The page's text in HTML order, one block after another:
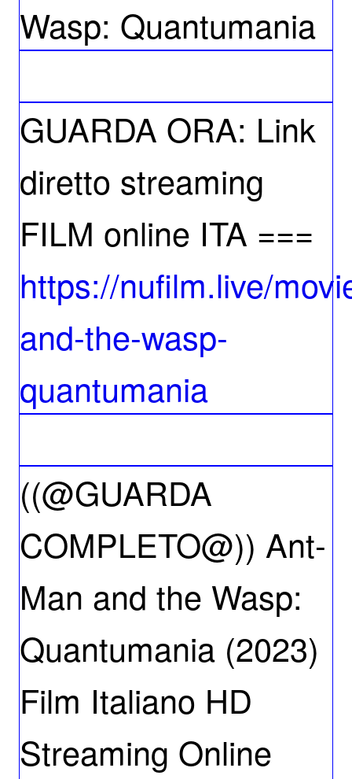
Wasp: Quantumania
GUARDA ORA: Link
diretto streaming
FILM online ITA ===
https://nufilm.live/
and-the-wasp-
quantumania
((@GUARDA
COMPLETO@)) Ant-
Man and the Wasp:
Quantumania (2023)
Film Italiano HD
Streaming Online